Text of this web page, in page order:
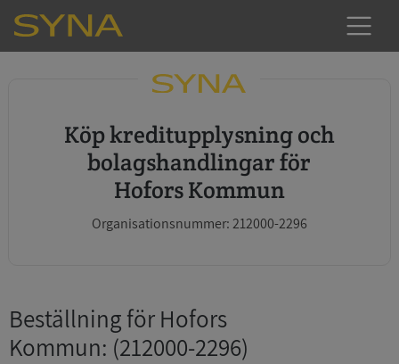
Köp kreditupplysning och
bolagshandlingar för
Hofors Kommun
Organisationsnummer: 212000-2296
Beställning för Hofors
Kommun: (212000-2296)